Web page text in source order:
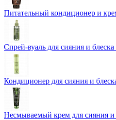
Питательный кондиционер и
Спрей-вуаль для сияния и
Кондиционер для сияния и
Несмываемый крем для сияния и